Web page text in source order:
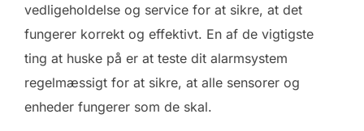
vedligeholdelse og service for at sikre, at det
fungerer korrekt og effektivt. En af de vigtigste
ting at huske på er at teste dit alarmsystem
regelmæssigt for at sikre, at alle sensorer og
enheder fungerer som de skal.